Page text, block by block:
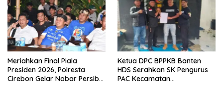
Meriahkan Final Piala
Presiden 2026, Polresta
Cirebon Gelar Nobar Persib
Ketua DPC BPPKB Banten
HDS Serahkan SK Pengurus
PAC Kecamatan